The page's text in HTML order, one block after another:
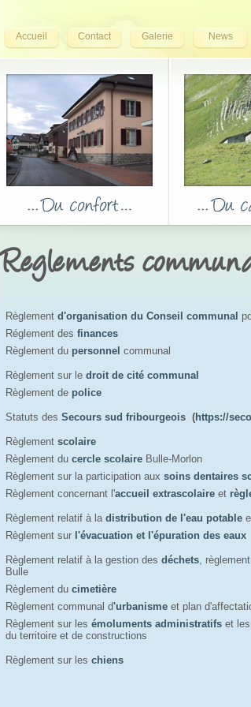
Accueil Contact Galerie News
Reglements
Règlement d'organisation du Conseil communal
Réglement des finances
Règlement du personnel communal
Règlement sur le droit de cité communal
Règlement de police
Statuts des Secours sud fribourgeois (https://
Règlement scolaire
Règlement du cercle scolaire Bulle-Morlon
Règlement sur la participation aux soins dentaires
Règlement concernant l'accueil extrascolaire et
Règlement relatif à la distribution de l'eau potable
Règlement sur l'évacuation et l'épuration des eaux
Règlement relatif à la gestion des déchets, règlement
Bulle
Règlement du cimetière
Règlement communal d'urbanisme et plan
Règlement sur les émoluments administratifs et
du territoire et de constructions
Règlement sur les chiens